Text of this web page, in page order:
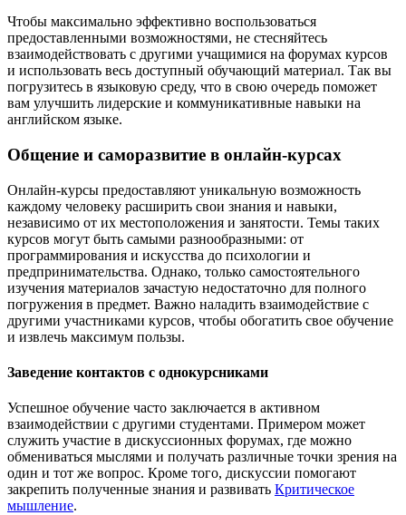
Чтобы максимально эффективно воспользоваться
предоставленными возможностями, не стесняйтесь
взаимодействовать с другими учащимися на форумах курсов
и использовать весь доступный обучающий материал. Так вы
погрузитесь в языковую среду, что в свою очередь поможет
вам улучшить лидерские и коммуникативные навыки на
английском языке.
Общение и саморазвитие в онлайн-курсах
Онлайн-курсы предоставляют уникальную возможность
каждому человеку расширить свои знания и навыки,
независимо от их местоположения и занятости. Темы таких
курсов могут быть самыми разнообразными: от
программирования и искусства до психологии и
предпринимательства. Однако, только самостоятельного
изучения материалов зачастую недостаточно для полного
погружения в предмет. Важно наладить взаимодействие с
другими участниками курсов, чтобы обогатить свое обучение
и извлечь максимум пользы.
Заведение контактов с однокурсниками
Успешное обучение часто заключается в активном
взаимодействии с другими студентами. Примером может
служить участие в дискуссионных форумах, где можно
обмениваться мыслями и получать различные точки зрения на
один и тот же вопрос. Кроме того, дискуссии помогают
закрепить полученные знания и развивать Критическое
мышление.